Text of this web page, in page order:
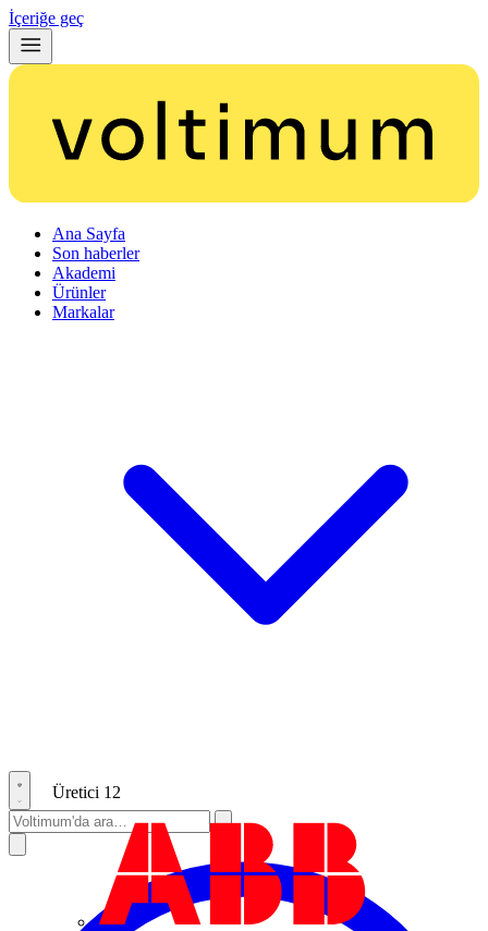
İçeriğe geç
Ana Sayfa
Son haberler
Akademi
Ürünler
Markalar
Üretici 12